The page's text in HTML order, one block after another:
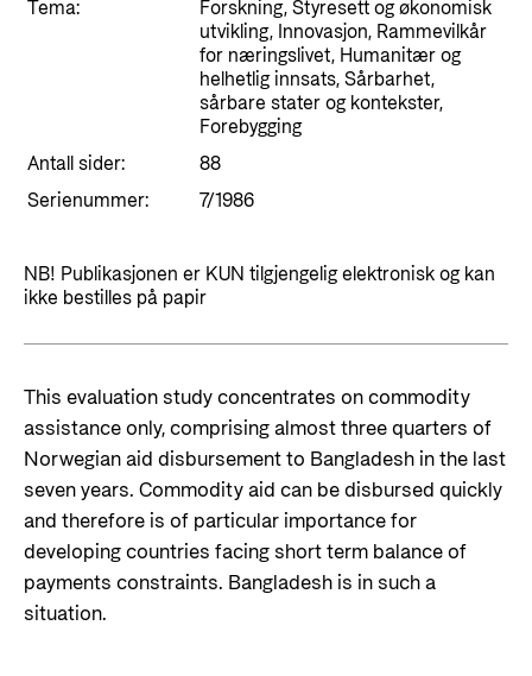
Styresett og økonomisk utvikling
For næringslivet
Statsgarantiordningen for investeringer i
Norad - Partnerskap med privat sektor
Viktige dokumenter og lenker
Evalueringer (Norec)
Kontakt
Norads Varslingstjeneste
Presse og media
Postjournal
Personvern
Tema:
Forskning, Styresett og økonomisk
utvikling, Innovasjon, Rammevilkår
for næringslivet, Humanitær og
helhetlig innsats, Sårbarhet,
sårbare stater og kontekster,
Forebygging
Antall sider:
88
Serienummer:
7/1986
NB! Publikasjonen er KUN tilgjengelig elektronisk og kan
ikke bestilles på papir
This evaluation study concentrates on commodity
assistance only, comprising almost three quarters of
Norwegian aid disbursement to Bangladesh in the last
seven years. Commodity aid can be disbursed quickly
and therefore is of particular importance for
developing countries facing short term balance of
payments constraints. Bangladesh is in such a
situation.